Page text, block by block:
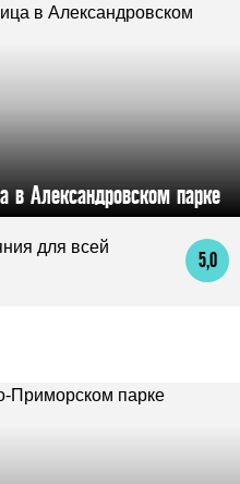
в Александровском парке
5,0
для всей